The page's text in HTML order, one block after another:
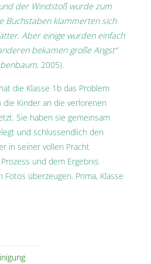
der Windstoß wurde zum
Buchstaben klammerten sich
Aber einige wurden einfach
bekamen große Angst“
, 2005).
die Klasse 1b das Problem
die Kinder an die verlorenen
Sie haben sie gemeinsam
und schlussendlich den
in seiner vollen Pracht
und dem Ergebnis
Fotos überzeugen. Prima, Klasse